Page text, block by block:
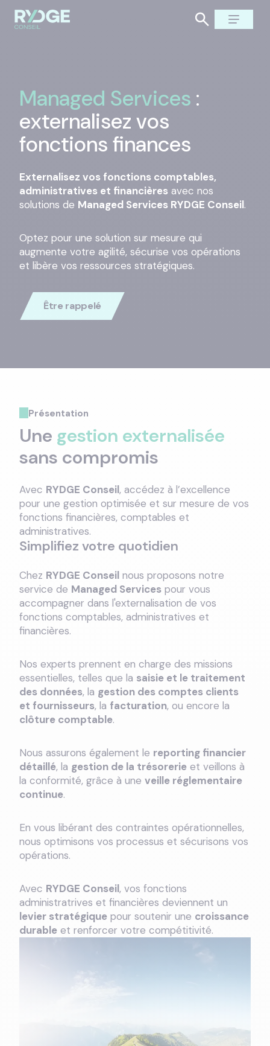
Managed Services :
externalisez vos
fonctions finances
Externalisez vos fonctions comptables,
administratives et financières avec nos
solutions de Managed Services RYDGE Conseil.
Optez pour une solution sur mesure qui
augmente votre agilité, sécurise vos opérations
et libère vos ressources stratégiques.
Être rappelé
Présentation
Une gestion externalisée
sans compromis
Avec RYDGE Conseil, accédez à l’excellence
pour une gestion optimisée et sur mesure de vos
fonctions financières, comptables et
administratives.
Simplifiez votre quotidien
Chez RYDGE Conseil nous proposons notre
service de Managed Services pour vous
accompagner dans l'externalisation de vos
fonctions comptables, administratives et
financières.
Nos experts prennent en charge des missions
essentielles, telles que la saisie et le traitement
des données, la gestion des comptes clients
et fournisseurs, la facturation, ou encore la
clôture comptable.
Nous assurons également le reporting financier
détaillé, la gestion de la trésorerie et veillons à
la conformité, grâce à une veille réglementaire
continue.
En vous libérant des contraintes opérationnelles,
nous optimisons vos processus et sécurisons vos
opérations.
Avec RYDGE Conseil, vos fonctions
administratrives et financières deviennent un
levier stratégique pour soutenir une croissance
durable et renforcer votre compétitivité.